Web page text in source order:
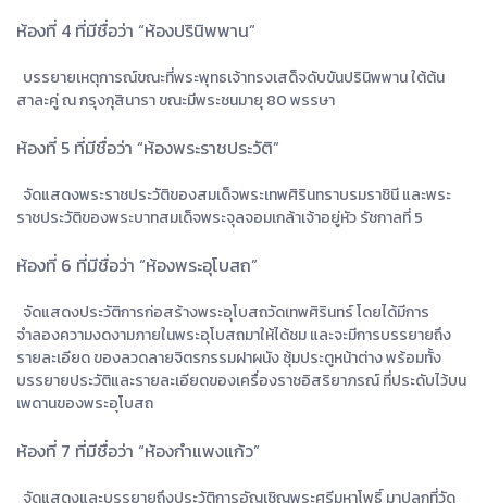
ห้องที่ 4 ที่มีชื่อว่า “ห้องปรินิพพาน”
บรรยายเหตุการณ์ขณะที่พระพุทธเจ้าทรงเสด็จดับขันปรินิพพาน ใต้ต้น
สาละคู่ ณ กรุงกุสินารา ขณะมีพระชนมายุ 80 พรรษา
ห้องที่ 5 ที่มีชื่อว่า “ห้องพระราชประวัติ”
จัดแสดงพระราชประวัติของสมเด็จพระเทพศิรินทราบรมราชินี และพระ
ราชประวัติของพระบาทสมเด็จพระจุลจอมเกล้าเจ้าอยู่หัว รัชกาลที่ 5
ห้องที่ 6 ที่มีชื่อว่า “ห้องพระอุโบสถ”
จัดแสดงประวัติการก่อสร้างพระอุโบสถวัดเทพศิรินทร์ โดยได้มีการ
จำลองความงดงามภายในพระอุโบสถมาให้ได้ชม และจะมีการบรรยายถึง
รายละเอียด ของลวดลายจิตรกรรมฝาผนัง ซุ้มประตูหน้าต่าง พร้อมทั้ง
บรรยายประวัติและรายละเอียดของเครื่องราชอิสริยาภรณ์ ที่ประดับไว้บน
เพดานของพระอุโบสถ
ห้องที่ 7 ที่มีชื่อว่า “ห้องกำแพงแก้ว”
จัดแสดงและบรรยายถึงประวัติการอัญเชิญพระศรีมหาโพธิ์ มาปลูกที่วัด